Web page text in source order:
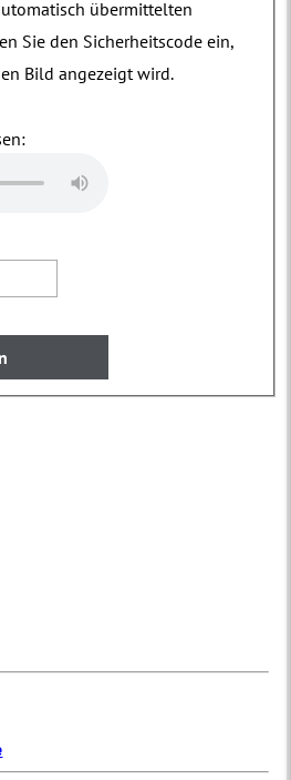
übermittelten
Sie den Sicherheitscode ein,
Bild angezeigt wird.